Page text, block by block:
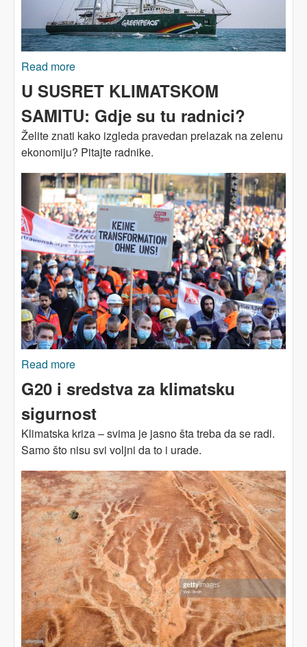
Read more
nejednakosti!
U SUSRET KLIMATSKOM
SAMITU: Gdje su tu radnici?
Želite znati kako izgleda pravedan prelazak na zelenu
ekonomiju? Pitajte radnike.
Read more
Gdje su tu radnici?
G20 i sredstva za klimatsku
sigurnost
Klimatska kriza – svima je jasno šta treba da se radi.
Samo što nisu svi voljni da to i urade.